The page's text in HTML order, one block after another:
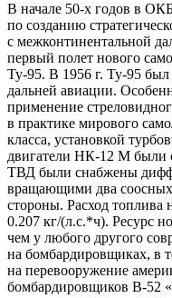
В начале 50-х годов в
по созданию
с межконтинентальной
первый полет нового
Ту-95. В 1956 г. Ту-95
дальней авиации.
применение
в практике мирового
класса, установкой
двигатели НК-12 М были
ТВД были снабжены
вращающими два
стороны. Расход топлива
0.207 кг/(л.с.*ч). Ресурс
чем у любого другого
на бомбардировщиках, в
на перевооружение
бомбардировщиков В-52